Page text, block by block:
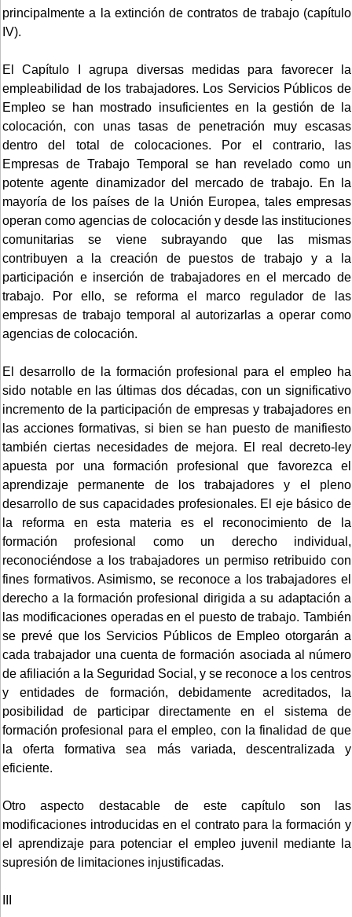
principalmente a la extinción de contratos de trabajo (capítulo
IV).
El Capítulo I agrupa diversas medidas para favorecer la
empleabilidad de los trabajadores. Los Servicios Públicos de
Empleo se han mostrado insuficientes en la gestión de la
colocación, con unas tasas de penetración muy escasas
dentro del total de colocaciones. Por el contrario, las
Empresas de Trabajo Temporal se han revelado como un
potente agente dinamizador del mercado de trabajo. En la
mayoría de los países de la Unión Europea, tales empresas
operan como agencias de colocación y desde las instituciones
comunitarias se viene subrayando que las mismas
contribuyen a la creación de puestos de trabajo y a la
participación e inserción de trabajadores en el mercado de
trabajo. Por ello, se reforma el marco regulador de las
empresas de trabajo temporal al autorizarlas a operar como
agencias de colocación.
El desarrollo de la formación profesional para el empleo ha
sido notable en las últimas dos décadas, con un significativo
incremento de la participación de empresas y trabajadores en
las acciones formativas, si bien se han puesto de manifiesto
también ciertas necesidades de mejora. El real decreto-ley
apuesta por una formación profesional que favorezca el
aprendizaje permanente de los trabajadores y el pleno
desarrollo de sus capacidades profesionales. El eje básico de
la reforma en esta materia es el reconocimiento de la
formación profesional como un derecho individual,
reconociéndose a los trabajadores un permiso retribuido con
fines formativos. Asimismo, se reconoce a los trabajadores el
derecho a la formación profesional dirigida a su adaptación a
las modificaciones operadas en el puesto de trabajo. También
se prevé que los Servicios Públicos de Empleo otorgarán a
cada trabajador una cuenta de formación asociada al número
de afiliación a la Seguridad Social, y se reconoce a los centros
y entidades de formación, debidamente acreditados, la
posibilidad de participar directamente en el sistema de
formación profesional para el empleo, con la finalidad de que
la oferta formativa sea más variada, descentralizada y
eficiente.
Otro aspecto destacable de este capítulo son las
modificaciones introducidas en el contrato para la formación y
el aprendizaje para potenciar el empleo juvenil mediante la
supresión de limitaciones injustificadas.